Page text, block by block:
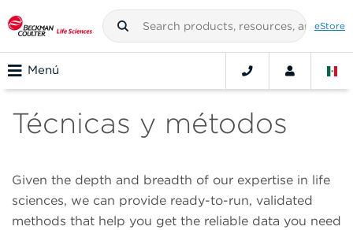
eStore
Menú
Técnicas y métodos
Given the depth and breadth of our expertise in life
sciences, we can provide ready-to-run, validated
methods that help you get the reliable data you need